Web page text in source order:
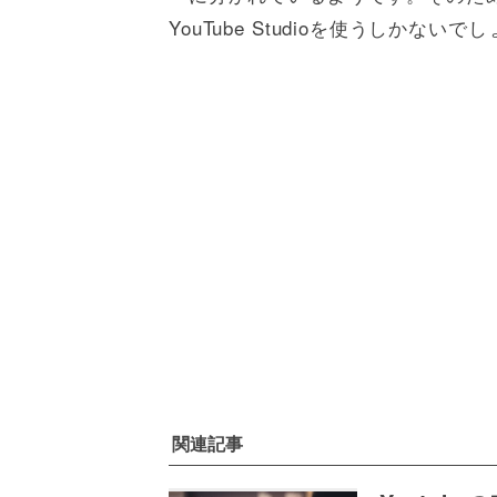
YouTube Studioを使うしかないでし
関連記事